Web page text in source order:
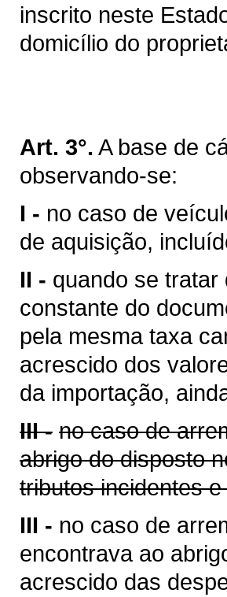
inscrito neste
domicílio do
Art. 3°. A base de
observando-se:
I - no caso de
de aquisição,
II - quando se
constante do
pela mesma taxa
acrescido dos
da importação,
III - no caso de
abrigo do disposto
tributos incidentes
III - no caso de
encontrava ao
acrescido das